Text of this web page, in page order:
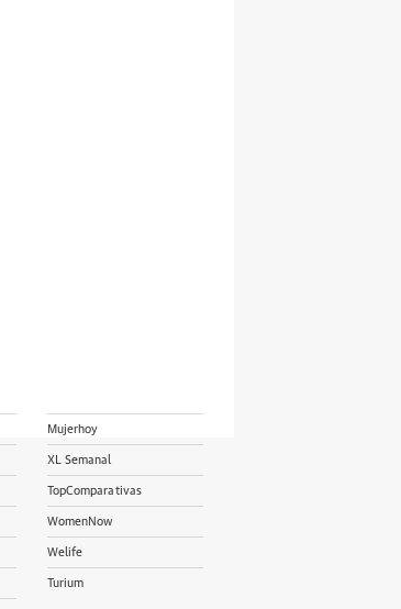
Mujerhoy
XL Semanal
TopComparativas
WomenNow
Welife
Turium